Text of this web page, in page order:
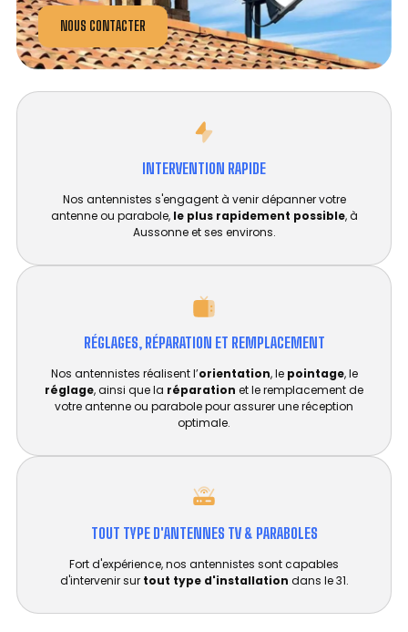
NOUS CONTACTER
INTERVENTION RAPIDE
Nos antennistes s'engagent à venir dépanner votre
antenne ou parabole, le plus rapidement possible, à
Aussonne et ses environs.
RÉGLAGES, RÉPARATION ET REMPLACEMENT​
Nos antennistes réalisent l’orientation, le pointage, le
réglage, ainsi que la réparation et le remplacement de
votre antenne ou parabole pour assurer une réception
optimale.
TOUT TYPE D'ANTENNES TV & PARABOLES
Fort d'expérience, nos antennistes sont capables
d'intervenir sur tout type d'installation dans le 31.